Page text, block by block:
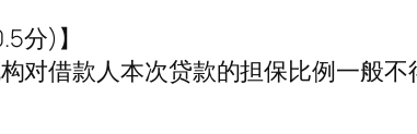
分)】
对借款人本次贷款的担保比例一般